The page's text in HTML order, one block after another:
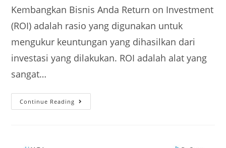
Kembangkan Bisnis Anda Return on Investment
(ROI) adalah rasio yang digunakan untuk
mengukur keuntungan yang dihasilkan dari
investasi yang dilakukan. ROI adalah alat yang
sangat…
Continue Reading